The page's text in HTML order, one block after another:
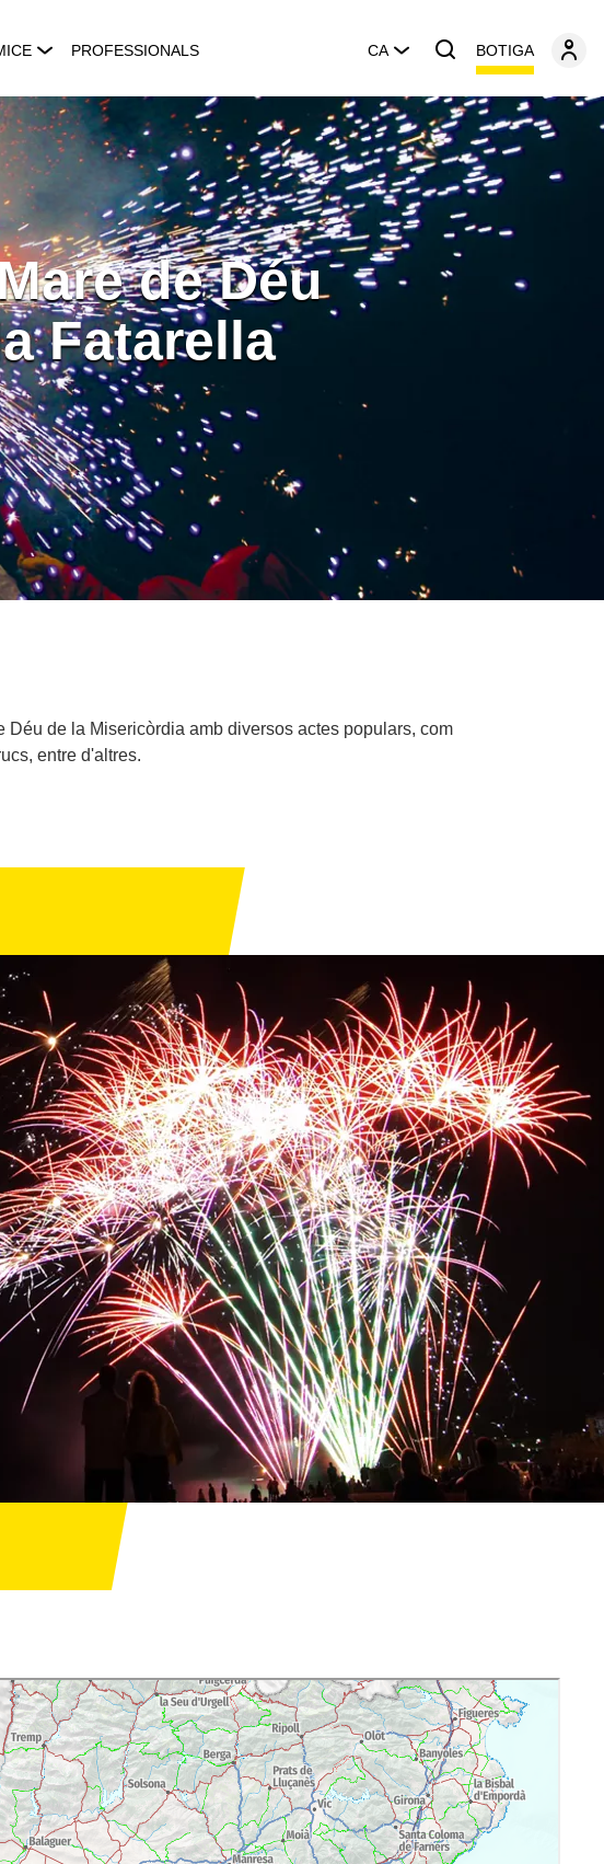
PROFESSIONALS CA BOTIGA
de Déu
Fatarella
de la Misericòrdia amb diversos actes populars, com
entre d'altres.